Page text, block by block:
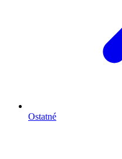
Ostatné